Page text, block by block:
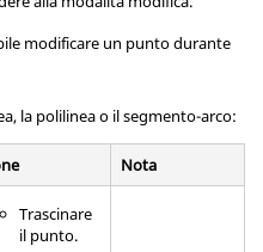
modificare un punto durante
la polilinea o il segmento-arco:
Nota
Trascinare
il punto.